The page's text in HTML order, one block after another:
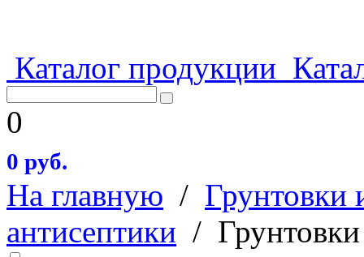
Каталог продукции
0
0 руб.
На главную / Грунтовки
антисептики /